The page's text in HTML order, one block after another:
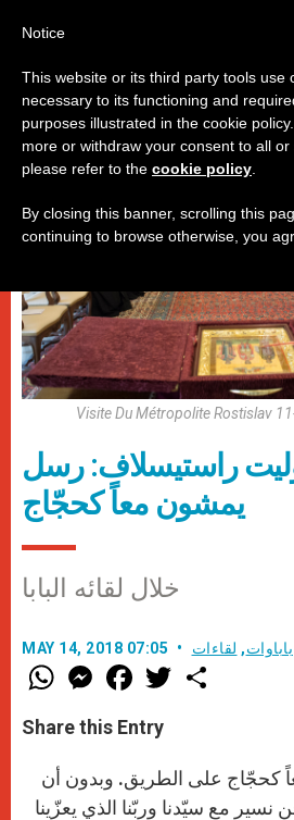
باباوات,لقاءات
Visite Du Métropolite Rostislav
راستيسلاف: رسل
يمشون معاً كحجّاج
خلال لقائه البابا
MAY 14, 2018 07:05 باباوات, لقاءات
W
h
t
s
p
p
M
e
s
e
e
r
F
a
e
b
k
w
r
Share this Entry
كحجّاج على الطريق. وبدون أن
مع سيّدنا وربّنا الذي يعزّينا
Notice
This website or its third party tools use
necessary to its functioning and
purposes illustrated in the cookie
more or withdraw your consent to all or
please refer to the cookie policy
By closing this banner, scrolling this
continuing to browse otherwise, you